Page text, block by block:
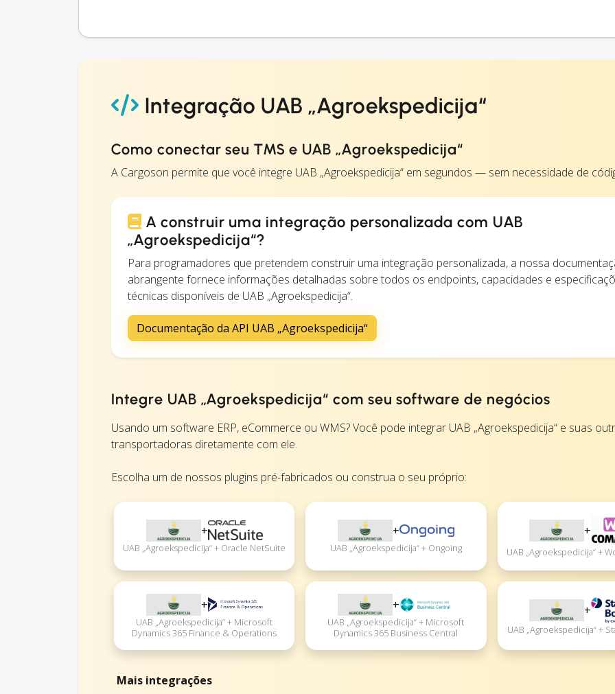
Integração UAB „Agroekspedicija“
Como conectar seu TMS e UAB „Agroekspedicija“
A Cargoson permite que você integre UAB „Agroekspedicija“ em segundos — sem necessidade de
A construir uma integração personalizada com UAB
„Agroekspedicija“?
Para programadores que pretendem construir uma integração personalizada, a nossa
abrangente fornece informações detalhadas sobre todos os endpoints, capacidades e
técnicas disponíveis de UAB „Agroekspedicija“.
Documentação da API UAB „Agroekspedicija“
Integre UAB „Agroekspedicija“ com seu software de negócios
Usando um software ERP, eCommerce ou WMS? Você pode integrar UAB „Agroekspedicija“ e suas
transportadoras diretamente com ele.
Escolha um de nossos plugins pré-fabricados ou construa o seu próprio:
+
UAB „Agroekspedicija“ + Oracle NetSuite
+
UAB „Agroekspedicija“ + Ongoing
+
UAB „Agroekspedicija“ +
+
UAB „Agroekspedicija“ + Microsoft
Dynamics 365 Finance & Operations
+
UAB „Agroekspedicija“ + Microsoft
Dynamics 365 Business Central
+
UAB „Agroekspedicija“ +
Mais integrações